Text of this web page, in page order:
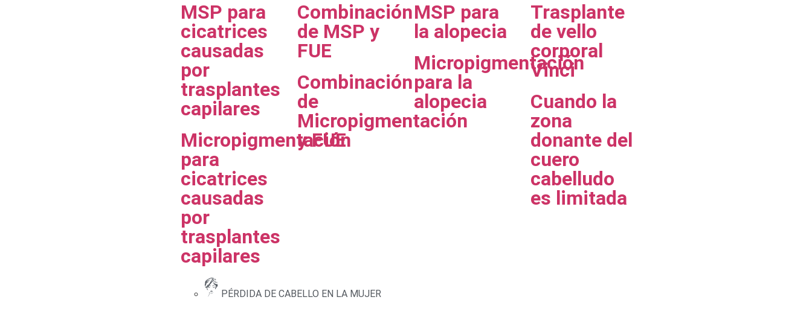
MSP para
cicatrices
causadas
por
trasplantes
capilares
Micropigmentación
para
cicatrices
causadas
por
trasplantes
capilares
Combinación
de MSP y
FUE
Combinación
de
Micropigmentación
y FUE
MSP para
la alopecia
Micropigmentación
para la
alopecia
Trasplante
de vello
corporal
Vinci
Cuando la
zona
donante del
cuero
cabelludo
es limitada
PÉRDIDA DE CABELLO EN LA MUJER